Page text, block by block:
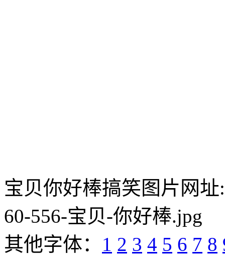
宝贝你好棒搞笑图片网址
60-556-宝贝-你好棒.jpg
其他字体： 1 2 3 4 5 6 7 8